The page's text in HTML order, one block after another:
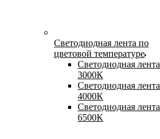
Светодиодная лента по
цветовой температуре
Светодиодная лента
3000К
Светодиодная лента
4000К
Светодиодная лента
6500К